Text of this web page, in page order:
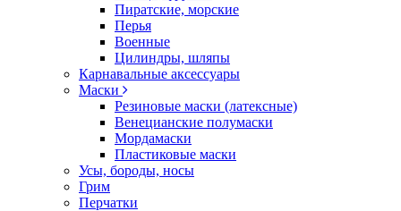
Пиратские, морские
Перья
Военные
Цилиндры, шляпы
Карнавальные аксессуары
Маски
Резиновые маски (латексные)
Венецианские полумаски
Мордамаски
Пластиковые маски
Усы, бороды, носы
Грим
Перчатки